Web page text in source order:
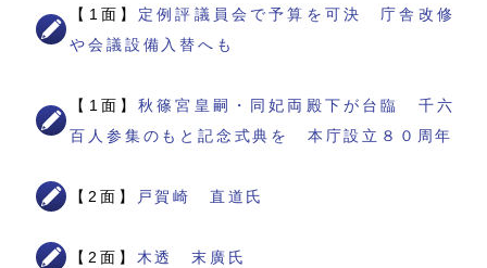
【1面】 定例評議員会で予算を可決 庁舎改修
や会議設備入替へも
【1面】秋篠宮皇嗣・同妃両殿下が台臨 千六
百人参集のもと記念式典を 本庁設立８０周年
【2面】 戸賀崎 直道氏
【2面】 木透 末廣氏